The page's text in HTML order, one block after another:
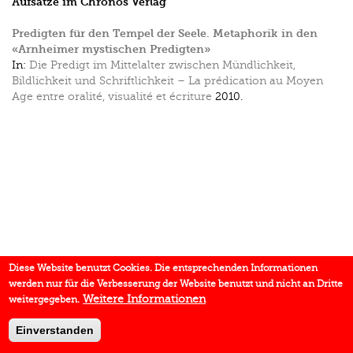
Predigten für den Tempel der Seele. Metaphorik in den
«Arnheimer mystischen Predigten»
In: Die Predigt im Mittelalter zwischen Mündlichkeit,
Bildlichkeit und Schriftlichkeit – La prédication au Moyen
Age entre oralité, visualité et écriture 2010.
Diese Website benutzt Cookies. Die entsprechenden Informationen
werden nur für die Verbesserung der Website benutzt und nicht an Dritte
weitergegeben. Weitere Informationen
Einverstanden